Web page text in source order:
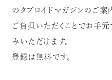
のタブロイドマガジンのご案
ご負担いただくことでお手元
みいただけます。
登録は無料です。